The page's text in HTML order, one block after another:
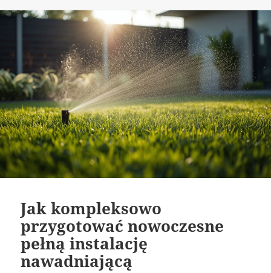
Jak kompleksowo
przygotować nowoczesne
pełną instalację
nawadniającą